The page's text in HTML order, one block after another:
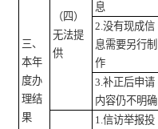
三、
本年
度办
理结
果
（四）
无法提
供
息
2.没有现成信
息需要另行制
作
3.补正后申请
内容仍不明确
1.信访举报投